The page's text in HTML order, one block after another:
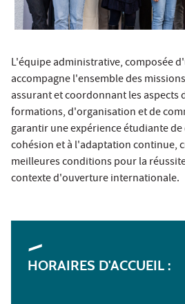
L'équipe administrative, composée
accompagne l'ensemble des
assurant et coordonnant les aspects
formations, d'organisation et de
garantir une expérience étudiante de
cohésion et à l'adaptation continue,
meilleures conditions pour la
contexte d'ouverture internationale.
HORAIRES D'ACCUEIL :